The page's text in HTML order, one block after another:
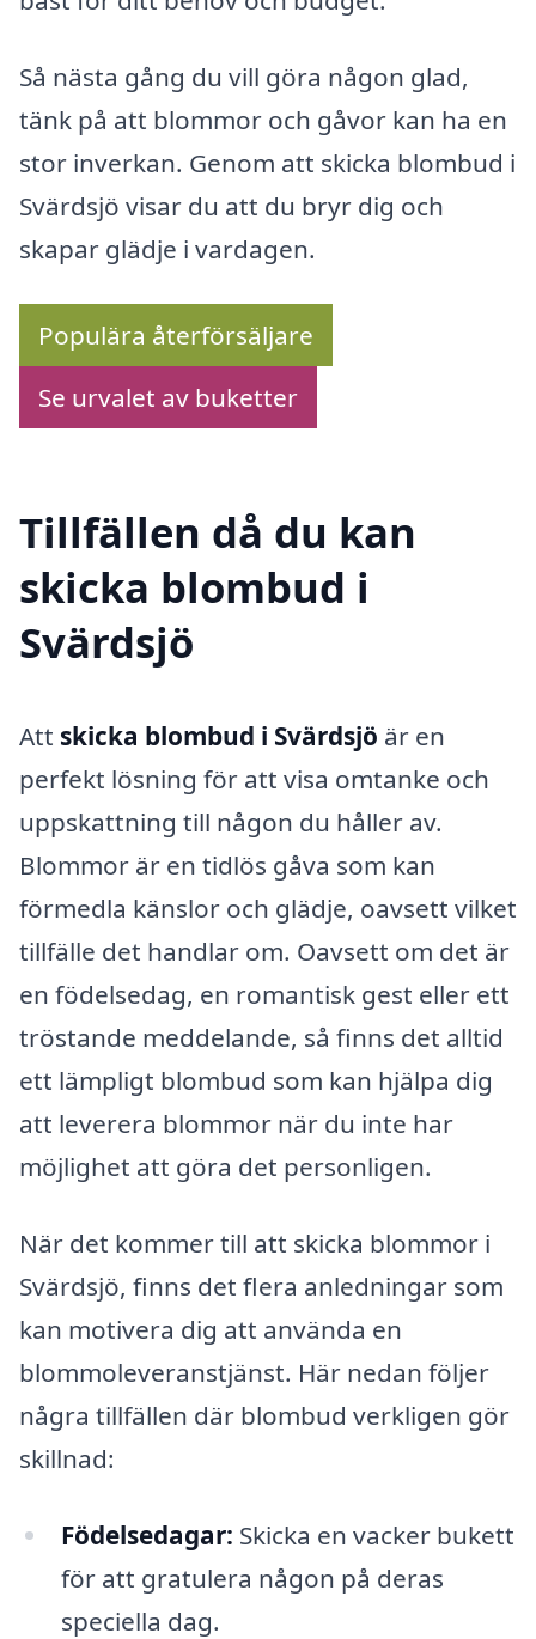
Så nästa gång du vill göra någon glad,
tänk på att blommor och gåvor kan ha en
stor inverkan. Genom att skicka blombud i
Svärdsjö visar du att du bryr dig och
skapar glädje i vardagen.
Populära återförsäljare
Se urvalet av buketter
Tillfällen då du kan
skicka blombud i
Svärdsjö
Att skicka blombud i Svärdsjö är en
perfekt lösning för att visa omtanke och
uppskattning till någon du håller av.
Blommor är en tidlös gåva som kan
förmedla känslor och glädje, oavsett vilket
tillfälle det handlar om. Oavsett om det är
en födelsedag, en romantisk gest eller ett
tröstande meddelande, så finns det alltid
ett lämpligt blombud som kan hjälpa dig
att leverera blommor när du inte har
möjlighet att göra det personligen.
När det kommer till att skicka blommor i
Svärdsjö, finns det flera anledningar som
kan motivera dig att använda en
blommoleveranstjänst. Här nedan följer
några tillfällen där blombud verkligen gör
skillnad:
Födelsedagar: Skicka en vacker bukett
för att gratulera någon på deras
speciella dag.